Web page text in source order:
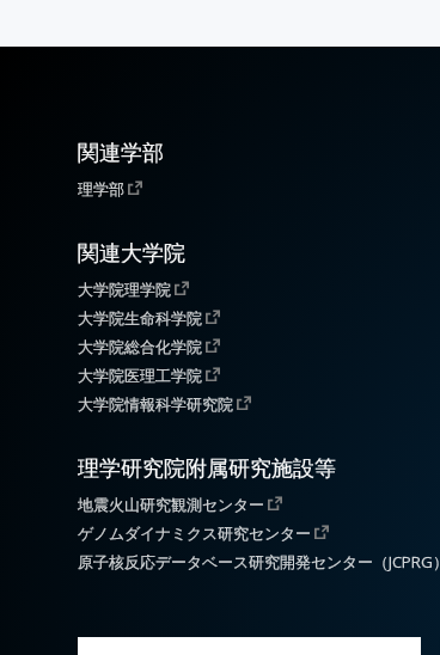
関連学部
理学部
関連大学院
大学院理学院
大学院生命科学院
大学院総合化学院
大学院医理工学院
大学院情報科学研究院
理学研究院附属研究施設等
地震火山研究観測センター
ゲノムダイナミクス研究センター
原子核反応データベース研究開発センター（JCPRG）